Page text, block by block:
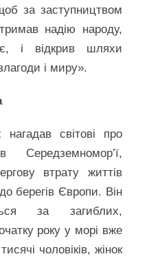
за заступництвом
надію народу,
і відкрив шляхи
і миру».
світові про
Середземномор’ї,
втрату життів
берегів Європи. Він
за загиблих,
року у морі вже
чоловіків, жінок